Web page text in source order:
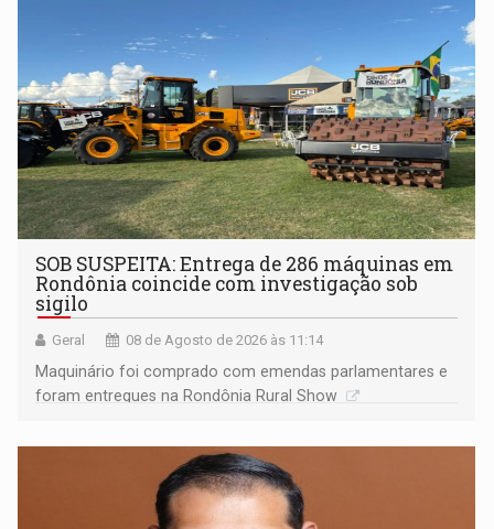
SOB SUSPEITA: Entrega de 286 máquinas em
Rondônia coincide com investigação sob
sigilo
Geral 08 de Agosto de 2026 às 11:14
Maquinário foi comprado com emendas parlamentares e
foram entregues na Rondônia Rural Show